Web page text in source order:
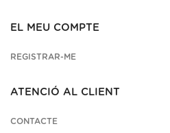
EL MEU COMPTE
REGISTRAR-ME
ATENCIÓ AL CLIENT
CONTACTE